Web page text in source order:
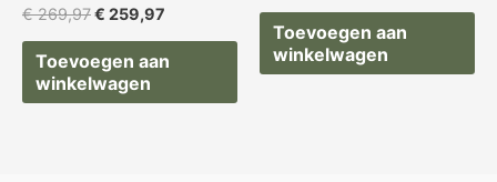
€269,97€ 259,97
Toevoegen aan
winkelwagen
Toevoegen aan
winkelwagen